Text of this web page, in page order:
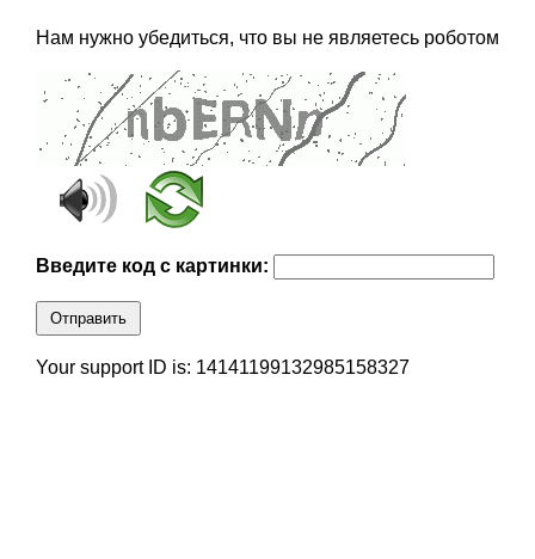
Нам нужно убедиться, что вы не являетесь роботом
Введите код с картинки:
Отправить
Your support ID is: 14141199132985158327